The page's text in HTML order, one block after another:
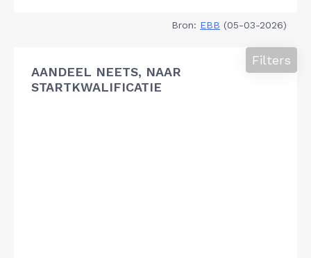
Bron: EBB (05-03-2026)
AANDEEL NEETS, NAAR
STARTKWALIFICATIE
Filters